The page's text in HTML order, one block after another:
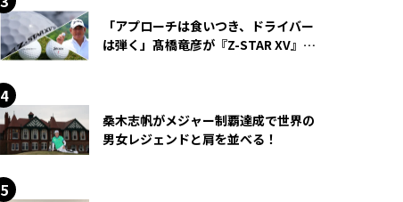
「アプローチは食いつき、ドライバー
は弾く」髙橋竜彦が『Z-STAR XV』を
桑木志帆がメジャー制覇達成で世界の
男女レジェンドと肩を並べる！